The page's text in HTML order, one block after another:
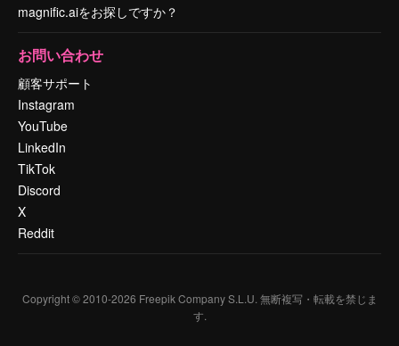
magnific.aiをお探しですか？
お問い合わせ
顧客サポート
Instagram
YouTube
LinkedIn
TikTok
Discord
X
Reddit
Copyright © 2010-2026 Freepik Company S.L.U. 無断複写・転載を禁じま
す.